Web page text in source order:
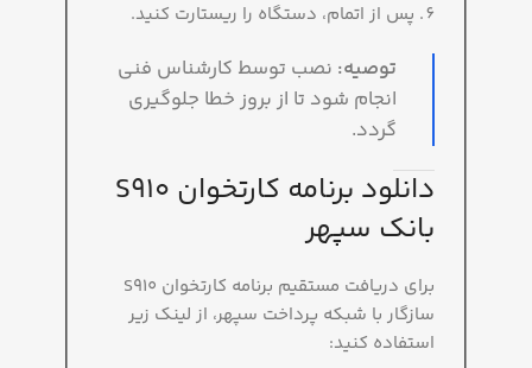
پس از اتمام، دستگاه را ریستارت کنید.
توصیه: نصب توسط کارشناس فنی
انجام شود تا از بروز خطا جلوگیری
گردد.
دانلود برنامه کارتخوان S910
بانک سپهر
برای دریافت مستقیم برنامه کارتخوان S910
سازگار با شبکه پرداخت سپهر، از لینک زیر
استفاده کنید: